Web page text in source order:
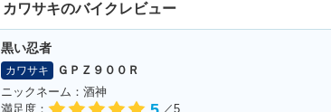
カワサキのバイクレビュー
黒い忍者
カワサキ
ＧＰＺ９００Ｒ
ニックネーム：酒神
満足度：
／5